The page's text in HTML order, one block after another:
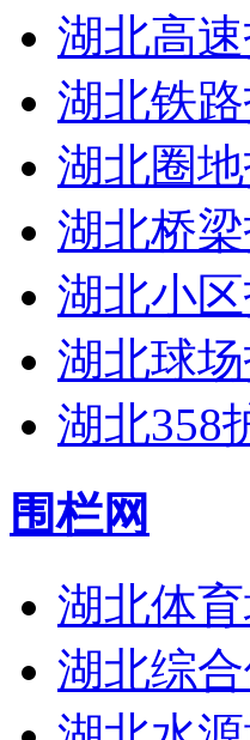
湖北高
湖北铁
湖北圈
湖北桥
湖北小
湖北球
湖北358
围栏网
湖北体
湖北综